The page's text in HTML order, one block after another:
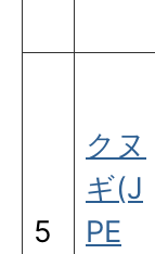
5
クヌ
ギ(J
PE